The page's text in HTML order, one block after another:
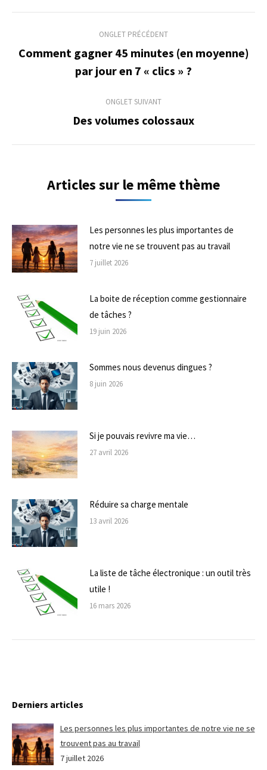
de
commentaire
ONGLET PRÉCÉDENT
Onglet
précédent
Comment gagner 45 minutes (en moyenne)
par jour en 7 « clics » ?
ONGLET SUIVANT
Onglet
Des volumes colossaux
Articles sur le même thème
Les personnes les plus importantes de
notre vie ne se trouvent pas au travail
7 juillet 2026
La boite de réception comme gestionnaire
de tâches ?
19 juin 2026
Sommes nous devenus dingues ?
8 juin 2026
Si je pouvais revivre ma vie…
27 avril 2026
Réduire sa charge mentale
13 avril 2026
La liste de tâche électronique : un outil très
utile !
16 mars 2026
Derniers articles
Les personnes les plus importantes de notre vie ne se
trouvent pas au travail
7 juillet 2026